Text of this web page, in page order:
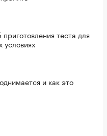
теста для
условиях
и как это